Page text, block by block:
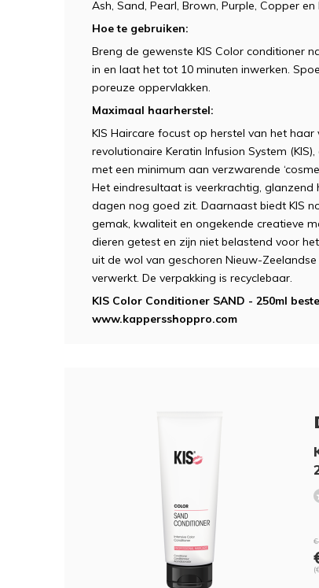
Ash, Sand, Pearl, Brown, Purple, Copper en
Hoe te gebruiken:
Breng de gewenste KIS Color conditioner
in en laat het tot 10 minuten inwerken.
poreuze oppervlakken.
Maximaal haarherstel:
KIS Haircare focust op herstel van het
revolutionaire Keratin Infusion System
met een minimum aan verzwarende
Het eindresultaat is veerkrachtig,
dagen nog goed zit. Daarnaast biedt KIS
gemak, kwaliteit en ongekende creatieve
dieren getest en zijn niet belastend voor
uit de wol van geschoren Nieuw-
verwerkt. De verpakking is recyclebaar.
KIS Color Conditioner SAND - 250ml
www.kappersshoppro.com